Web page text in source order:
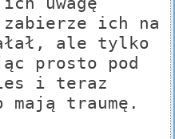
zabierze ich na
ale tylko
prosto pod
i teraz
traumę.